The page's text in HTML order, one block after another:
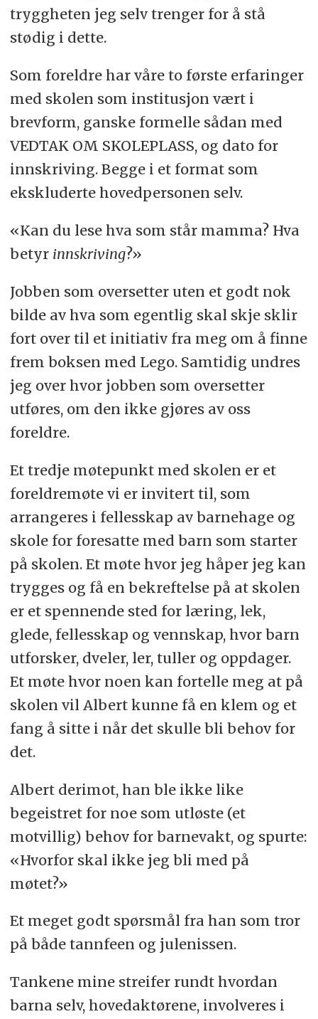
tryggheten jeg selv trenger for å stå
stødig i dette.
Som foreldre har våre to første erfaringer
med skolen som institusjon vært i
brevform, ganske formelle sådan med
VEDTAK OM SKOLEPLASS, og dato for
innskriving. Begge i et format som
ekskluderte hovedpersonen selv.
«Kan du lese hva som står mamma? Hva
betyr innskriving?»
Jobben som oversetter uten et godt nok
bilde av hva som egentlig skal skje sklir
fort over til et initiativ fra meg om å finne
frem boksen med Lego. Samtidig undres
jeg over hvor jobben som oversetter
utføres, om den ikke gjøres av oss
foreldre.
Et tredje møtepunkt med skolen er et
foreldremøte vi er invitert til, som
arrangeres i fellesskap av barnehage og
skole for foresatte med barn som starter
på skolen. Et møte hvor jeg håper jeg kan
trygges og få en bekreftelse på at skolen
er et spennende sted for læring, lek,
glede, fellesskap og vennskap, hvor barn
utforsker, dveler, ler, tuller og oppdager.
Et møte hvor noen kan fortelle meg at på
skolen vil Albert kunne få en klem og et
fang å sitte i når det skulle bli behov for
det.
Albert derimot, han ble ikke like
begeistret for noe som utløste (et
motvillig) behov for barnevakt, og spurte:
«Hvorfor skal ikke jeg bli med på
møtet?»
Et meget godt spørsmål fra han som tror
på både tannfeen og julenissen.
Tankene mine streifer rundt hvordan
barna selv, hovedaktørene, involveres i